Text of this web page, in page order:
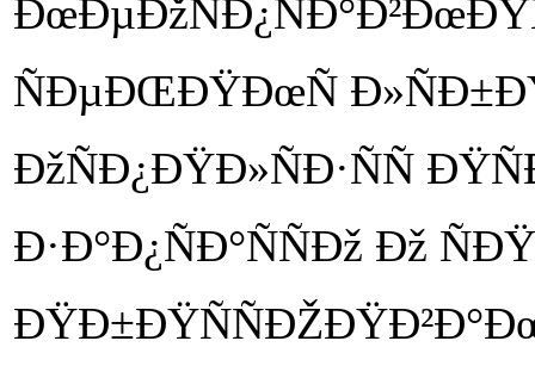
ÑÐµÐŒÐŸÐœÑ
ÐžÑÐ¿ÐŸÐ»ÑÐ·ÑÑ
Ð·Ð°Ð¿ÑÐ°ÑÑÐž Ðž